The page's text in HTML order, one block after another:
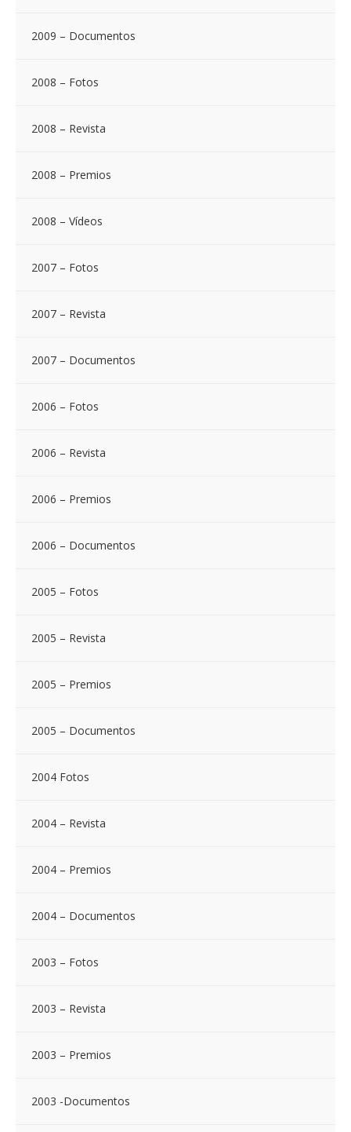
2009 – Documentos
2008 – Fotos
2008 – Revista
2008 – Premios
2008 – Vídeos
2007 – Fotos
2007 – Revista
2007 – Documentos
2006 – Fotos
2006 – Revista
2006 – Premios
2006 – Documentos
2005 – Fotos
2005 – Revista
2005 – Premios
2005 – Documentos
2004 Fotos
2004 – Revista
2004 – Premios
2004 – Documentos
2003 – Fotos
2003 – Revista
2003 – Premios
2003 -Documentos